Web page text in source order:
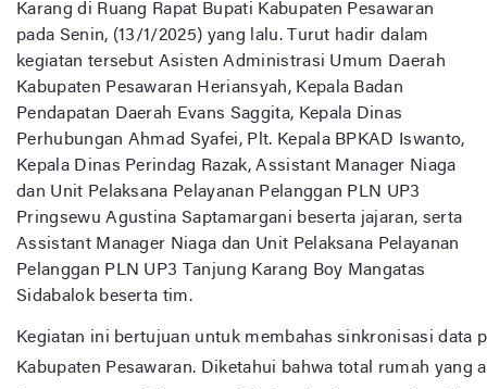
Karang di Ruang Rapat Bupati Kabupaten Pesawaran
pada Senin, (13/1/2025) yang lalu. Turut hadir dalam
kegiatan tersebut Asisten Administrasi Umum Daerah
Kabupaten Pesawaran Heriansyah, Kepala Badan
Pendapatan Daerah Evans Saggita, Kepala Dinas
Perhubungan Ahmad Syafei, Plt. Kepala BPKAD Iswanto,
Kepala Dinas Perindag Razak, Assistant Manager Niaga
dan Unit Pelaksana Pelayanan Pelanggan PLN UP3
Pringsewu Agustina Saptamargani beserta jajaran, serta
Assistant Manager Niaga dan Unit Pelaksana Pelayanan
Pelanggan PLN UP3 Tanjung Karang Boy Mangatas
Sidabalok beserta tim.
Kegiatan ini bertujuan untuk membahas sinkronisasi data
Kabupaten Pesawaran. Diketahui bahwa total rumah yang